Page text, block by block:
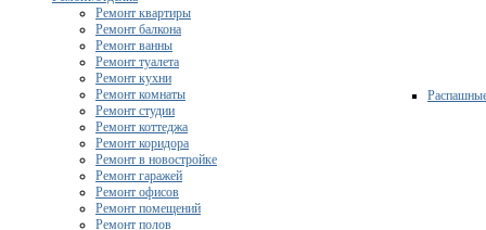
Ремонт квартиры
Ремонт балкона
Ремонт ванны
Ремонт туалета
Ремонт кухни
Ремонт комнаты
Ремонт студии
Ремонт коттеджа
Ремонт коридора
Ремонт в новостройке
Ремонт гаражей
Ремонт офисов
Ремонт помещений
Ремонт полов